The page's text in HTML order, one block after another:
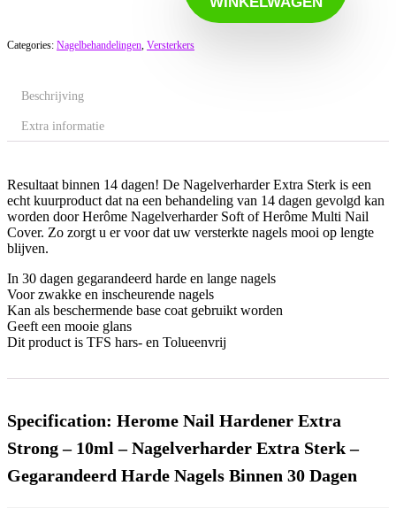
Categories: Nagelbehandelingen Versterkers
Beschrijving
Extra informatie
Resultaat binnen 14 dagen! De Nagelverharder Extra Sterk is een
echt kuurproduct dat na een behandeling van 14 dagen gevolgd kan
worden door Herôme Nagelverharder Soft of Herôme Multi Nail
Cover. Zo zorgt u er voor dat uw versterkte nagels mooi op lengte
blijven.
In 30 dagen gegarandeerd harde en lange nagels
Voor zwakke en inscheurende nagels
Kan als beschermende base coat gebruikt worden
Geeft een mooie glans
Dit product is TFS hars- en Tolueenvrij
Specification: Herome Nail Hardener Extra
Strong – 10ml – Nagelverharder Extra Sterk –
Gegarandeerd Harde Nagels Binnen 30 Dagen